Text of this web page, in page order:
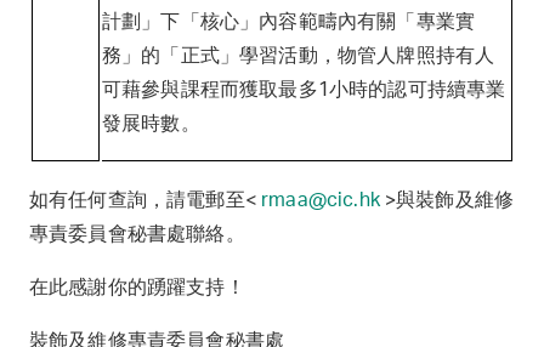
計劃」下「核心」內容範疇內有關「專業實
務」的「正式」學習活動，物管人牌照持有人
可藉參與課程而獲取最多1小時的認可持續專業
發展時數。
如有任何查詢，請電郵至< rmaa@cic.hk>與裝飾及維修
專責委員會秘書處聯絡。
在此感謝你的踴躍支持！
裝飾及維修專責委員會秘書處